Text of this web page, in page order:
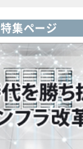
特集ページ